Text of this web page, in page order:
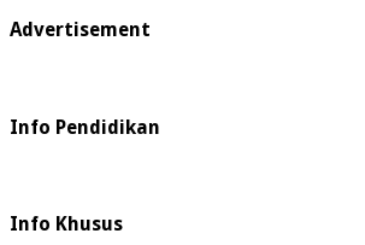
Advertisement
Info Pendidikan
Info Khusus